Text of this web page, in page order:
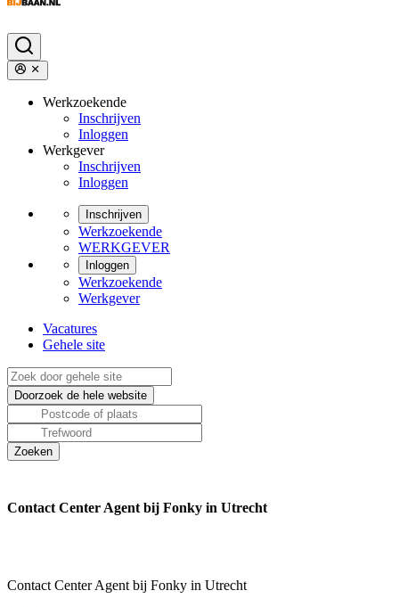
Werkzoekende
Inschrijven
Inloggen
Werkgever
Inschrijven
Inloggen
Inschrijven
Werkzoekende
WERKGEVER
Inloggen
Werkzoekende
Werkgever
Vacatures
Gehele site
Contact Center Agent bij Fonky in Utrecht
Contact Center Agent bij Fonky in Utrecht